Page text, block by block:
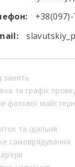
занять
та графік
фахової
та їдальня
самоврядування